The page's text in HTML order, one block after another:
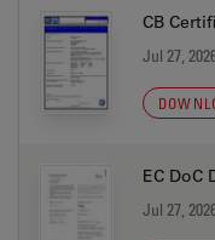
CB
Jul 27,
EC DoC
Jul 27,